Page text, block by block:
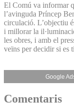
El Comú va informar
l’avinguda Príncep
circulació. L’objectiu
i millorar la
les obres, i amb el
veïns per decidir si es
Google
Comentaris